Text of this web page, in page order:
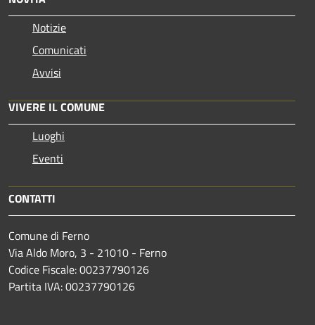
Notizie
Comunicati
Avvisi
VIVERE IL COMUNE
Luoghi
Eventi
CONTATTI
Comune di Ferno
Via Aldo Moro, 3 - 21010 - Ferno
Codice Fiscale: 00237790126
Partita IVA: 00237790126